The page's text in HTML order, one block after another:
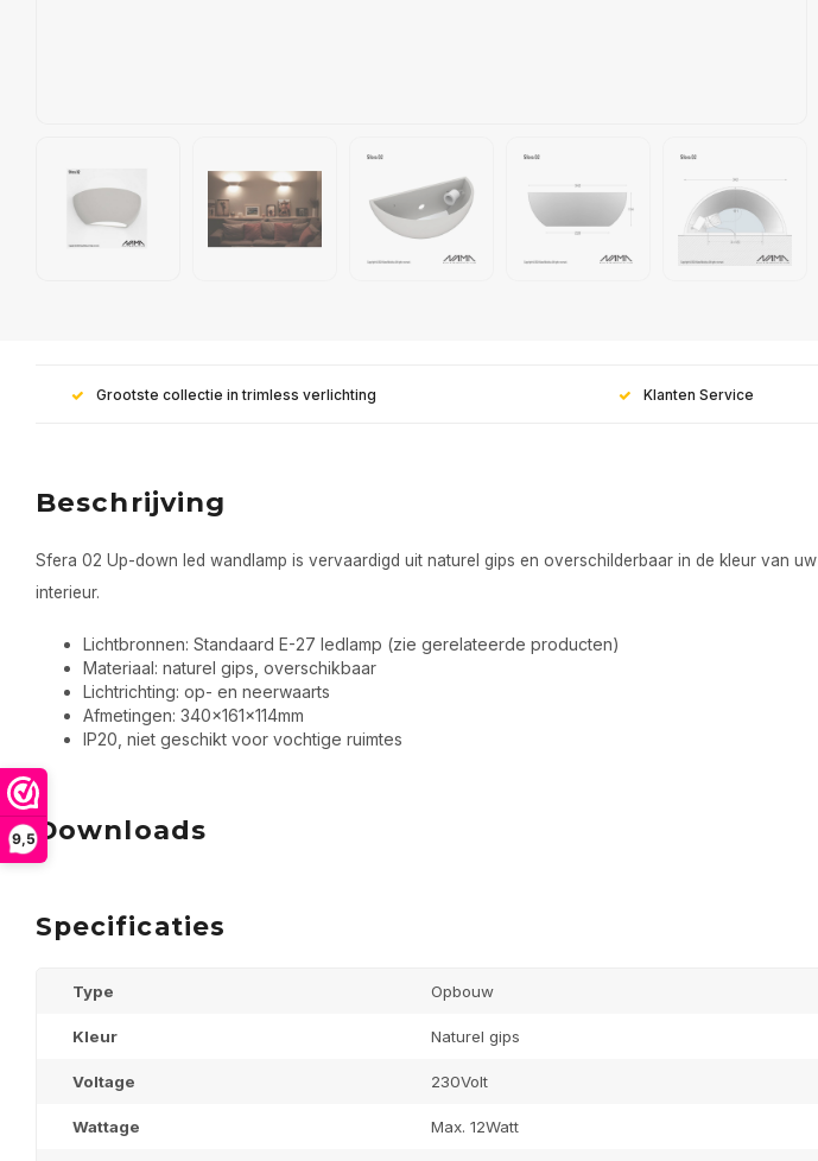
9,5
Grootste collectie in trimless verlichting Klanten Service
Beschrijving
Sfera 02 Up-down led wandlamp is vervaardigd uit naturel gips en overschilderbaar in de kleur van uw
interieur.
Lichtbronnen: Standaard E-27 ledlamp (zie gerelateerde producten)
Materiaal: naturel gips, overschikbaar
Lichtrichting: op- en neerwaarts
Afmetingen: 340x161x114mm
IP20, niet geschikt voor vochtige ruimtes
Downloads
Specificaties
Type Opbouw
Kleur Naturel gips
Voltage 230Volt
Wattage Max. 12Watt